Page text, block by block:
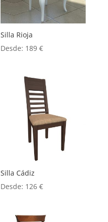
Silla Rioja
Desde: 189€
Silla Cádiz
Desde: 126€